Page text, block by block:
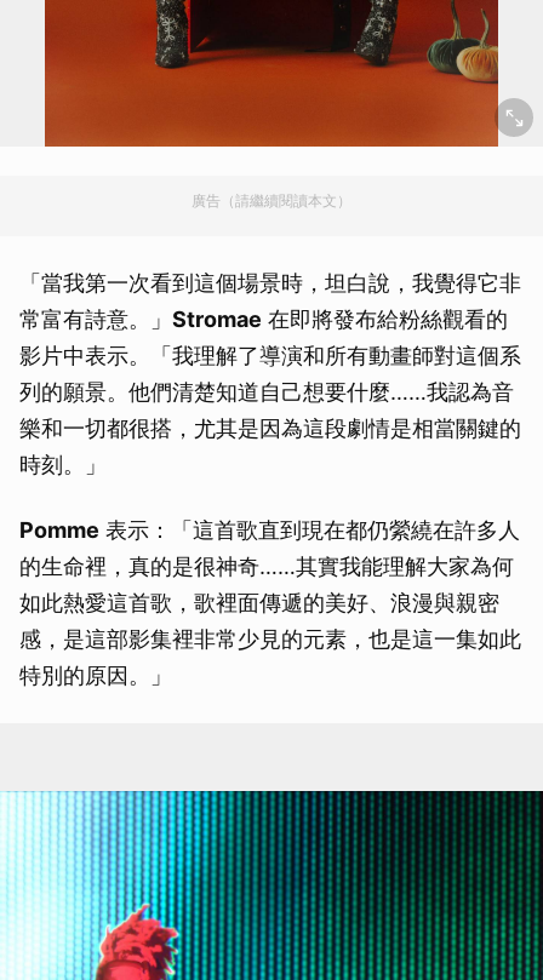
廣告（請繼續閱讀本文）
「當我第一次看到這個場景時，坦白說，我覺得它非
常富有詩意。」 Stromae 在即將發布給粉絲觀看的
影片中表示。「我理解了導演和所有動畫師對這個系
列的願景。他們清楚知道自己想要什麼……我認為音
樂和一切都很搭，尤其是因為這段劇情是相當關鍵的
時刻。」
Pomme 表示：「這首歌直到現在都仍縈繞在許多人
的生命裡，真的是很神奇……其實我能理解大家為何
如此熱愛這首歌，歌裡面傳遞的美好、浪漫與親密
感，是這部影集裡非常少見的元素，也是這一集如此
特別的原因。」